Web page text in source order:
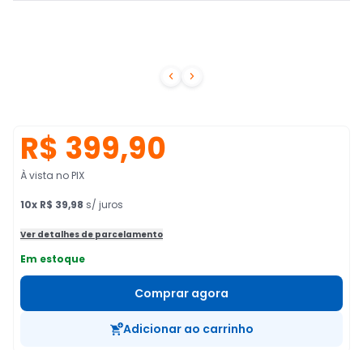
 
R$ 399,90
À vista no PIX
10x R$ 39,98 s/ juros
Ver detalhes de parcelamento
Em estoque
Comprar agora
Adicionar ao carrinho